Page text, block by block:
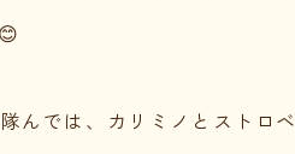
んでは、カリミノとストロ